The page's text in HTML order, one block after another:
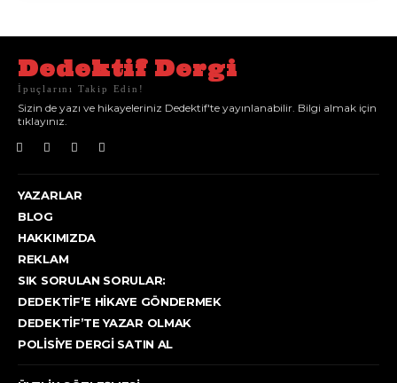
Dedektif Dergi
İpuçlarını Takip Edin!
Sizin de yazı ve hikayeleriniz Dedektif'te yayınlanabilir. Bilgi almak için
tıklayınız.
YAZARLAR
BLOG
HAKKIMIZDA
REKLAM
SIK SORULAN SORULAR:
DEDEKTIF’E HIKAYE GÖNDERMEK
DEDEKTIF’TE YAZAR OLMAK
POLISIYE DERGI SATIN AL